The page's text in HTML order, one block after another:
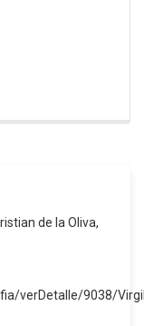
de la Oliva,
verDetalle/9038/